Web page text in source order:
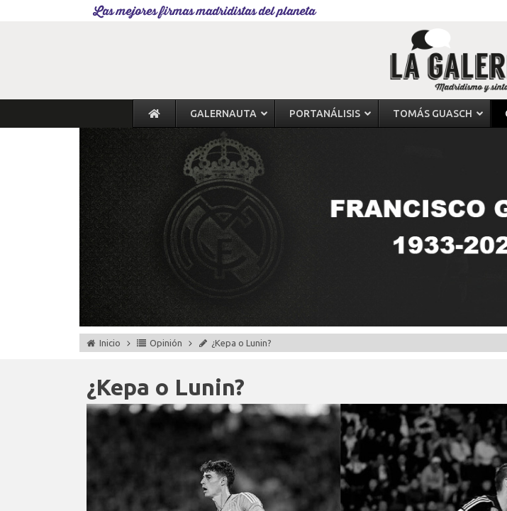
Las mejores firmas madridistas del planeta
GALERNAUTA PORTANÁLISIS TOMÁS GUASCH
Inicio Opinión ¿Kepa o Lunin?
¿Kepa o Lunin?